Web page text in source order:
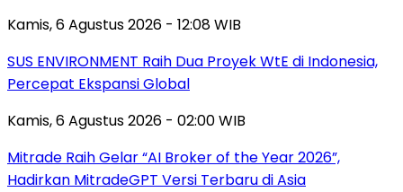
Kamis, 6 Agustus 2026 - 12:08 WIB
SUS ENVIRONMENT Raih Dua Proyek WtE di Indonesia,
Percepat Ekspansi Global
Kamis, 6 Agustus 2026 - 02:00 WIB
Mitrade Raih Gelar “AI Broker of the Year 2026”,
Hadirkan MitradeGPT Versi Terbaru di Asia